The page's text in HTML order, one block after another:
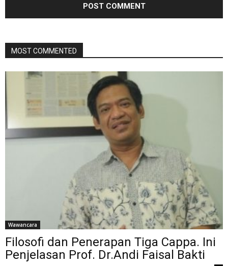
MOST COMMENTED
Wawancara
Filosofi dan Penerapan Tiga Cappa. Ini
Penjelasan Prof. Dr.Andi Faisal Bakti